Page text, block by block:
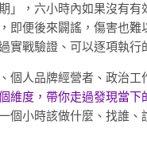
」，六小時內如果沒有
即便後來闢謠，傷害也
實戰驗證、可以逐項執行
個人品牌經營者、政治
維度，帶你走過發現當
個小時該做什麼、找誰、